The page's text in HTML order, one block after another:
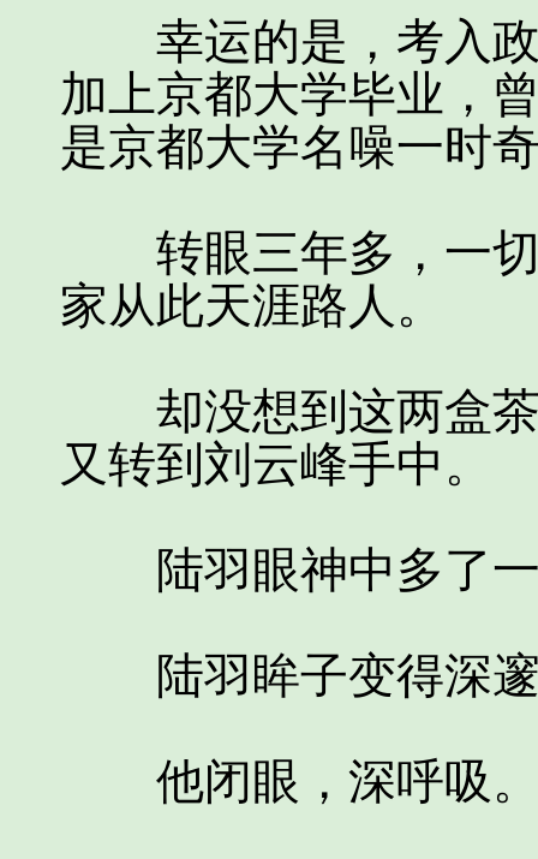
幸运的是，考入政
加上京都大学毕业，
是京都大学名噪一时
转眼三年多，一切
家从此天涯路人。
却没想到这两盒茶
又转到刘云峰手中。
陆羽眼神中多了一
陆羽眸子变得深
他闭眼，深呼吸